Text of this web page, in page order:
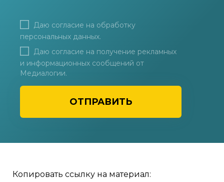
ОТПРАВИТЬ
Даю согласие на обработку
персональных данных.
Даю согласие на получение рекламных
и информационных сообщений от
Медиалогии.
Копировать ссылку на материал: